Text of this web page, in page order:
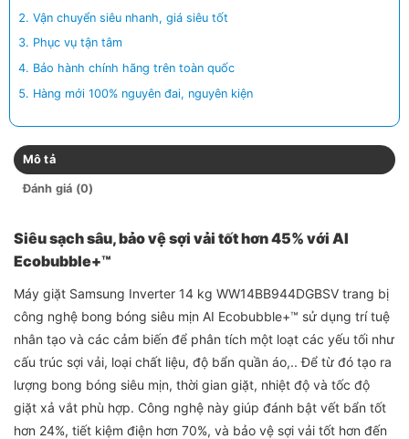
Vận chuyển siêu nhanh, giá siêu tốt
Phục vụ tận tâm
Bảo hành chính hãng trên toàn quốc
Hàng mới 100% nguyên đai, nguyên kiện
Mô tả
Đánh giá (0)
Siêu sạch sâu, bảo vệ sợi vải tốt hơn 45% với AI
Ecobubble+™
Máy giặt Samsung Inverter 14 kg WW14BB944DGBSV trang bị
công nghệ bong bóng siêu mịn AI Ecobubble+™ sử dụng trí tuệ
nhân tạo và các cảm biến để phân tích một loạt các yếu tối như
cấu trúc sợi vải, loại chất liệu, độ bẩn quần áo,.. Để từ đó tạo ra
lượng bong bóng siêu mịn, thời gian giặt, nhiệt độ và tốc độ
giặt xả vắt phù hợp. Công nghệ này giúp đánh bật vết bẩn tốt
hơn 24%, tiết kiệm điện hơn 70%, và bảo vệ sợi vải tốt hơn đến